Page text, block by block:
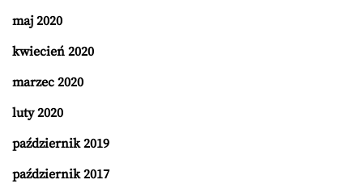
maj 2020
kwiecień 2020
marzec 2020
luty 2020
październik 2019
październik 2017